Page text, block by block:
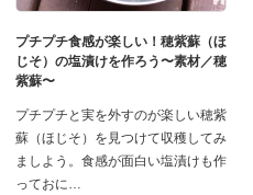
プチプチ食感が楽しい！穂紫蘇（ほ
じそ）の塩漬けを作ろう〜素材／穂
紫蘇〜
プチプチと実を外すのが楽しい穂紫
蘇（ほじそ）を見つけて収穫してみ
ましよう。食感が面白い塩漬けも作
っておに